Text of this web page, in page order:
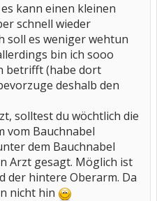
kann einen kleinen
schnell wieder
soll es weniger wehtun
bin ich sooo
betrifft (habe dort
deshalb den
solltest du wöchtlich die
vom Bauchnabel
dem Bauchnabel
Arzt gesagt. Möglich ist
der hintere Oberarm. Da
nicht hin